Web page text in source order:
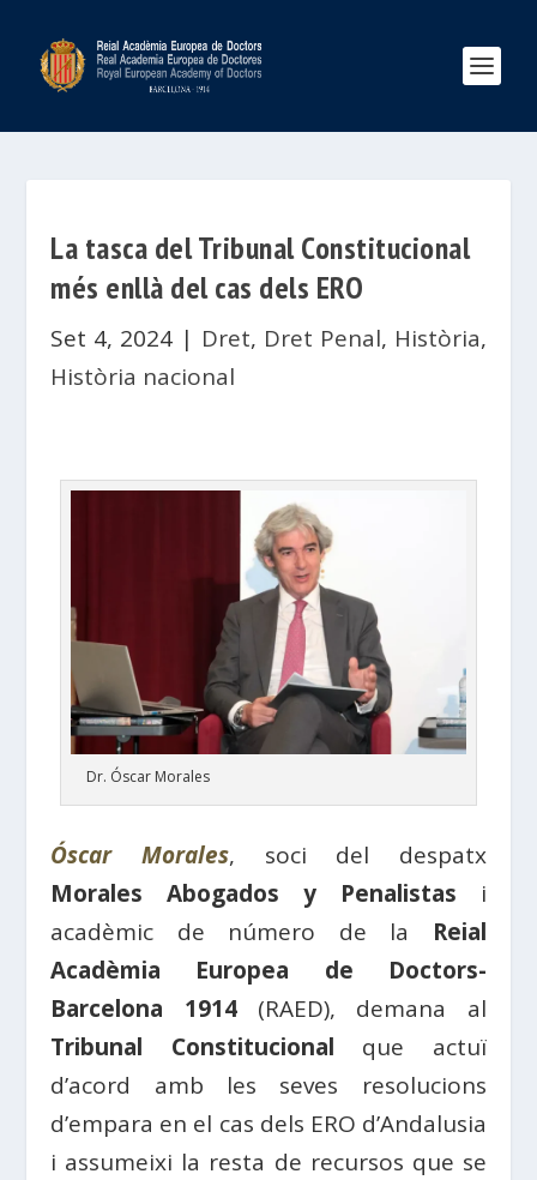
La tasca del Tribunal Constitucional
més enllà del cas dels ERO
Set 4, 2024 | Dret, Dret Penal, Història,
Història nacional
Dr. Óscar Morales
Óscar Morales, soci del despatx
Morales Abogados y Penalistas i
acadèmic de número de la Reial
Acadèmia Europea de Doctors-
Barcelona 1914(RAED), demana al
Tribunal Constitucional que actuï
d’acord amb les seves resolucions
d’empara en el cas dels ERO d’Andalusia
i assumeixi la resta de recursos que se